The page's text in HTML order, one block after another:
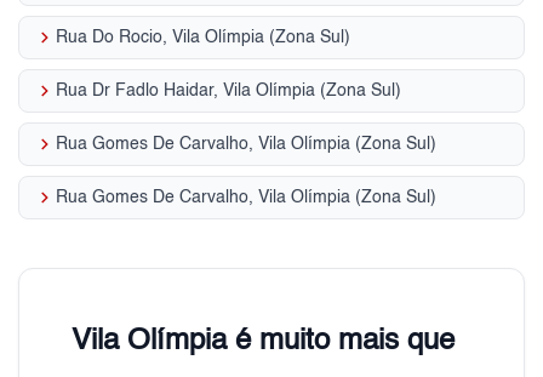
keyboard_arrow_right Rua Do Rocio, Vila Olímpia (Zona Sul)
keyboard_arrow_right Rua Dr Fadlo Haidar, Vila Olímpia (Zona Sul)
keyboard_arrow_right Rua Gomes De Carvalho, Vila Olímpia (Zona Sul)
keyboard_arrow_right Rua Gomes De Carvalho, Vila Olímpia (Zona Sul)
Vila Olímpia é muito mais que